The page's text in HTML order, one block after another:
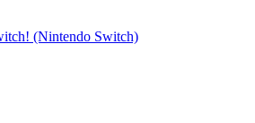
(Nintendo Switch)